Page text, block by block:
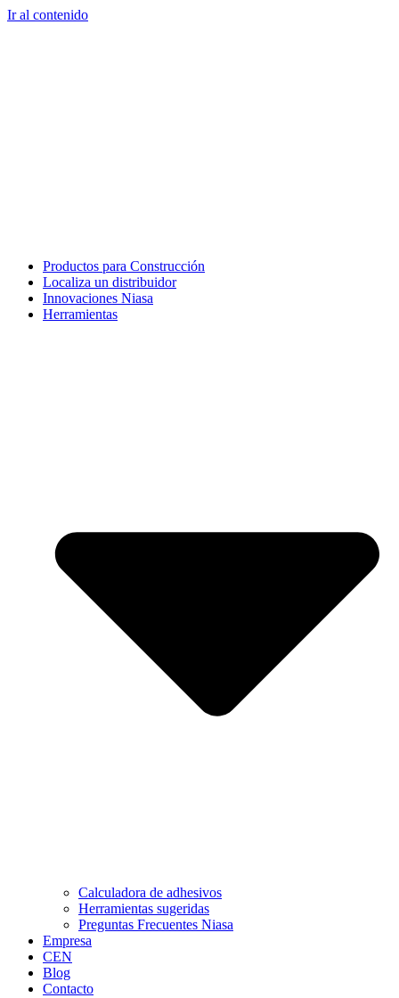
Ir al contenido
Productos para Construcción
Localiza un distribuidor
Innovaciones Niasa
Herramientas
Calculadora de adhesivos
Herramientas sugeridas
Preguntas Frecuentes Niasa
Empresa
CEN
Blog
Contacto